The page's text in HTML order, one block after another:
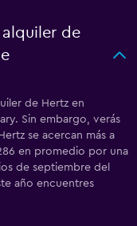
de
de Hertz en
Sin embargo, verás
se acercan más a
en promedio por una
de septiembre del
año encuentres